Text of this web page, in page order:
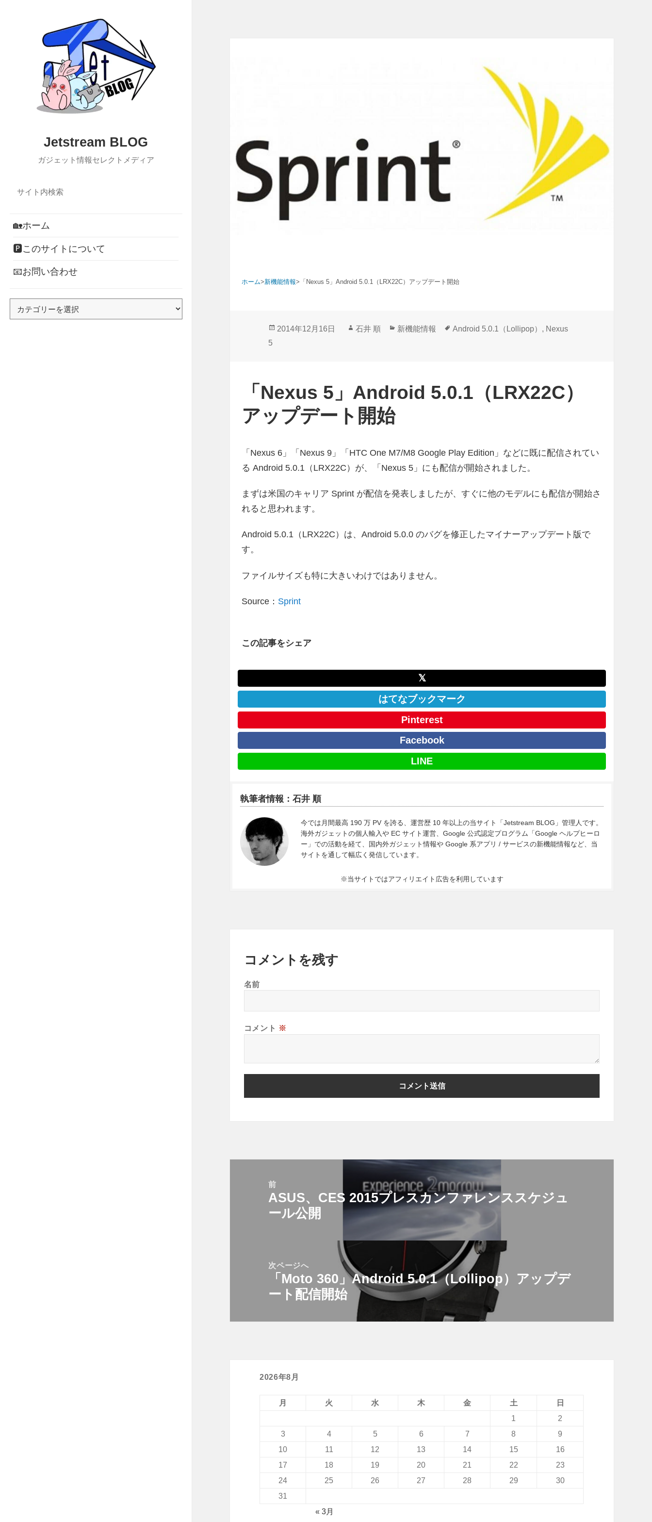
Jetstream BLOG
ガジェット情報セレクトメディア
🏡ホーム
🅿このサイトについて
📧お問い合わせ
ホーム>新機能情報> 「Nexus 5」Android 5.0.1（LRX22C）アップデート開始
投
2014年12月16日
作
石井 順
カ
新機能情報
タ
Android 5.0.1（Lollipop） , Nexus
5
「Nexus 5」Android 5.0.1（LRX22C）
アップデート開始
「Nexus 6」「Nexus 9」「HTC One M7/M8 Google Play Edition」などに既に配信されてい
る Android 5.0.1（LRX22C）が、「Nexus 5」にも配信が開始されました。
まずは米国のキャリア Sprint が配信を発表しましたが、すぐに他のモデルにも配信が開始さ
れると思われます。
Android 5.0.1（LRX22C）は、Android 5.0.0 のバグを修正したマイナーアップデート版で
す。
ファイルサイズも特に大きいわけではありません。
Source： Sprint
この記事をシェア
𝕏
はてなブックマーク
Pinterest
Facebook
LINE
執筆者情報：石井 順
今では月間最高 190 万 PV を誇る、運営歴 10 年以上の当サイト「Jetstream BLOG」管理人です。
海外ガジェットの個人輸入や EC サイト運営、Google 公式認定プログラム「Google ヘルプヒーロ
ー」での活動を経て、国内外ガジェット情報や Google 系アプリ / サービスの新機能情報など、当
サイトを通して幅広く発信しています。
※当サイトではアフィリエイト広告を利用しています
コメントを残す
名前
コメント ※
前
前
の
ASUS、CES 2015プレスカンファレンススケジュ
ール公開
次ページへ
次
の
稿:
「Moto 360」Android 5.0.1（Lollipop）アップデ
ート配信開始
2026年8月
月 火 水 木 金 土
日
1
2
3
4 5 6 7 8
9
10
11 12 13 14 15
16
17
18 19 20 21 22
23
24
25 26 27 28 29
30
31
« 3月